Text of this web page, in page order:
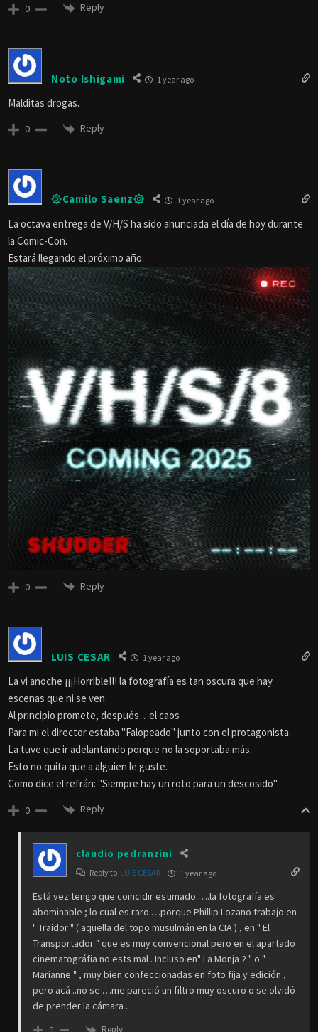
0 Reply
Noto Ishigami 1 year ago
Malditas drogas.
0 Reply
۞Camilo Saenz۞ 1 year ago
La octava entrega de V/H/S ha sido anunciada el día de hoy durante
la Comic-Con.
Estará llegando el próximo año.
0 Reply
LUIS CESAR 1 year ago
La vi anoche ¡¡¡Horrible!!! la fotografía es tan oscura que hay
escenas que ni se ven.
Al principio promete, después…el caos
Para mi el director estaba "Falopeado" junto con el protagonista.
La tuve que ir adelantando porque no la soportaba más.
Esto no quita que a alguien le guste.
Como dice el refrán: "Siempre hay un roto para un descosido"
0 Reply
claudio pedranzini
Reply to LUIS CESAR 1 year ago
Está vez tengo que coincidir estimado ….la fotografía es
abominable ; lo cual es raro …porque Phillip Lozano trabajo en
" Traidor " ( aquella del topo musulmán en la CIA ) , en " El
Transportador " que es muy convencional pero en el apartado
cinematográfia no ests mal . Incluso en" La Monja 2 " o "
Marianne " , muy bien confeccionadas en foto fija y edición ,
pero acá ..no se …me pareció un filtro muy oscuro o se olvidó
de prender la cámara .
Reply